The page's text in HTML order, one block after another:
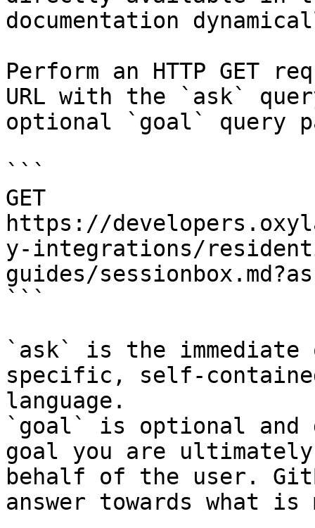
documentation
Perform an HTTP GET
URL with the `ask`
optional `goal` query
```
GET
https://
y-integrations/
guides/
```
`ask` is the
specific, self-
language.
`goal` is optional and
goal you are
behalf of the user.
answer towards what